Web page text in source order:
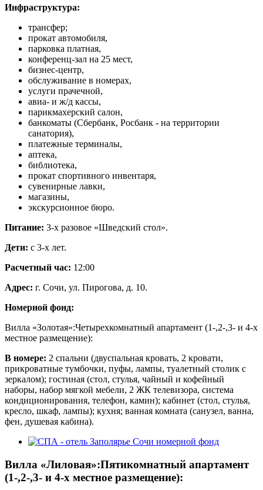
Инфраструктура:
трансфер;
прокат автомобиля,
парковка платная,
конференц-зал на 25 мест,
бизнес-центр,
обслуживание в номерах,
услуги прачечной,
авиа- и ж/д кассы,
парикмахерский салон,
банкоматы (Сбербанк, Росбанк - на территории
санатория),
платежные терминалы,
аптека,
библиотека,
прокат спортивного инвентаря,
сувенирные лавки,
магазины,
экскурсионное бюро.
Питание: 3-х разовое «Шведский стол».
Дети: с 3-х лет.
Расчетный час: 12:00
Адрес: г. Сочи, ул. Пирогова, д. 10.
Номерной фонд:
Вилла «Золотая»:Четырехкомнатный апартамент (1-,2-,3- и 4-х
местное размещение):
В номере: 2 спальни (двуспальная кровать, 2 кровати,
прикроватные тумбочки, пуфы, лампы, туалетный столик с
зеркалом); гостиная (стол, стулья, чайный и кофейный
наборы, набор мягкой мебели, 2 ЖК телевизора, система
кондиционирования, телефон, камин); кабинет (стол, стулья,
кресло, шкаф, лампы); кухня; ванная комната (санузел, ванна,
фен, душевая кабина).
Вилла «Лиловая»:Пятикомнатный апартамент
(1-,2-,3- и 4-х местное размещение):